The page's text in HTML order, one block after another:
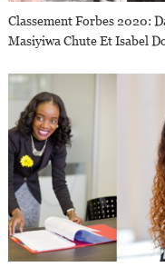
Classement Forbes 2020:
Masiyiwa Chute Et Isabel